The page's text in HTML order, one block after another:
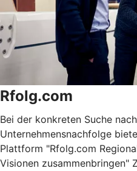
Rfolg.com
Bei der konkreten Suche
Unternehmensnachfolge
Plattform "Rfolg.com
Visionen zusammenbringen"